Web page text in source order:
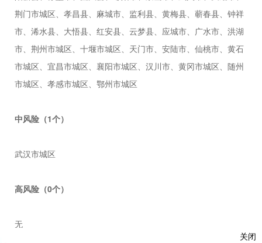
荆门市城区、孝昌县、麻城市、监利县、黄梅县、蕲春县、钟祥
市、浠水县、大悟县、红安县、云梦县、应城市、广水市、洪湖
市、荆州市城区、十堰市城区、天门市、安陆市、仙桃市、黄石
市城区、宜昌市城区、襄阳市城区、汉川市、黄冈市城区、随州
市城区、孝感市城区、鄂州市城区
中风险（1个）
武汉市城区
高风险（0个）
无
关闭